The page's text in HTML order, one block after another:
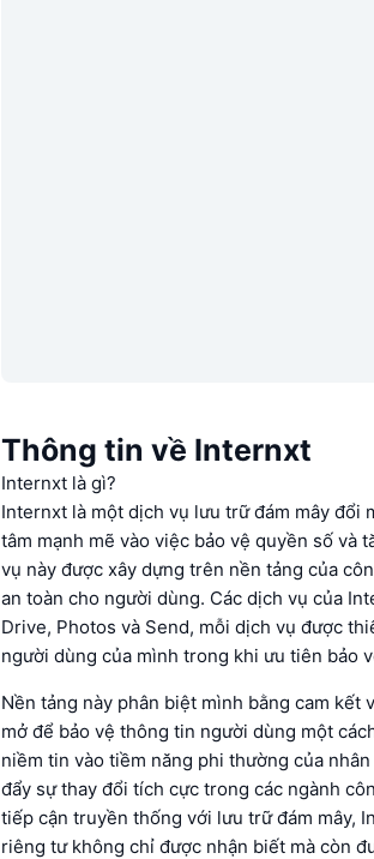
Thông tin về Internxt
Internxt là gì?
Internxt là một dịch vụ lưu trữ đám mây đổi
tâm mạnh mẽ vào việc bảo vệ quyền số và
vụ này được xây dựng trên nền tảng của
an toàn cho người dùng. Các dịch vụ của
Drive, Photos và Send, mỗi dịch vụ được
người dùng của mình trong khi ưu tiên bảo
Nền tảng này phân biệt mình bằng cam
mở để bảo vệ thông tin người dùng một
niềm tin vào tiềm năng phi thường của
đẩy sự thay đổi tích cực trong các ngành
tiếp cận truyền thống với lưu trữ đám mây,
riêng tư không chỉ được nhận biết mà còn